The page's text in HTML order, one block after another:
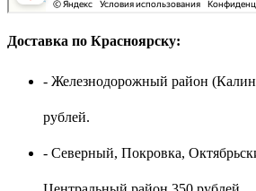
Доставка по Красноярску:
- Железнодорожный район
рублей.
- Северный, Покровка,